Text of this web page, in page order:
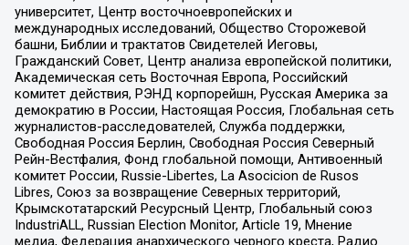
университет, Центр восточноевропейских и
международных исследований, Общество Сторожевой
башни, Библии и трактатов Свидетелей Иеговы,
Гражданский Совет, Центр анализа европейской политики,
Академическая сеть Восточная Европа, Российский
комитет действия, РЭНД корпорейшн, Русская Америка за
демократию в России, Настоящая Россия, Глобальная сеть
журналистов-расследователей, Служба поддержки,
Свободная Россия Берлин, Свободная Россия Северный
Рейн-Вестфалия, Фонд глобальной помощи, Антивоенный
комитет России, Russie-Libertes, La Asocicion de Rusos
Libres, Союз за возвращение Северных территорий,
Крымскотатарский Ресурсный Центр, Глобальный союз
IndustriALL, Russian Election Monitor, Article 19, Мнение
медиа, Федерация анархического черного креста, Радио